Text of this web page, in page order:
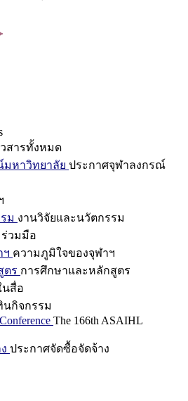
สารทั้งหมด
มหาวิทยาลัย ประกาศจุฬาลงกรณ์
ม งานวิจัยและนวัตกรรม
วมมือ
ฯ ความภูมิใจของจุฬาฯ
ตร การศึกษาและหลักสูตร
นสื่อ
กิจกรรม
The 166th ASAIHL
ประกาศจัดซื้อจัดจ้าง